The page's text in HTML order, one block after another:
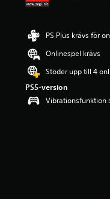
PS Plus krävs för
Onlinespel krävs
Stöder upp till 4
PS5-version
Vibrationsfunktion